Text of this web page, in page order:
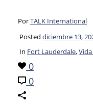
PorTALK International
Posted diciembre 13,
In Fort Lauderdale,
0
0